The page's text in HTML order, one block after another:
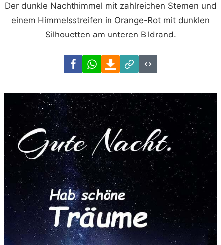
Der dunkle Nachthimmel mit zahlreichen Sternen und
einem Himmelsstreifen in Orange-Rot mit dunklen
Silhouetten am unteren Bildrand.
FacebookWhatsAppDownload
Link
Code